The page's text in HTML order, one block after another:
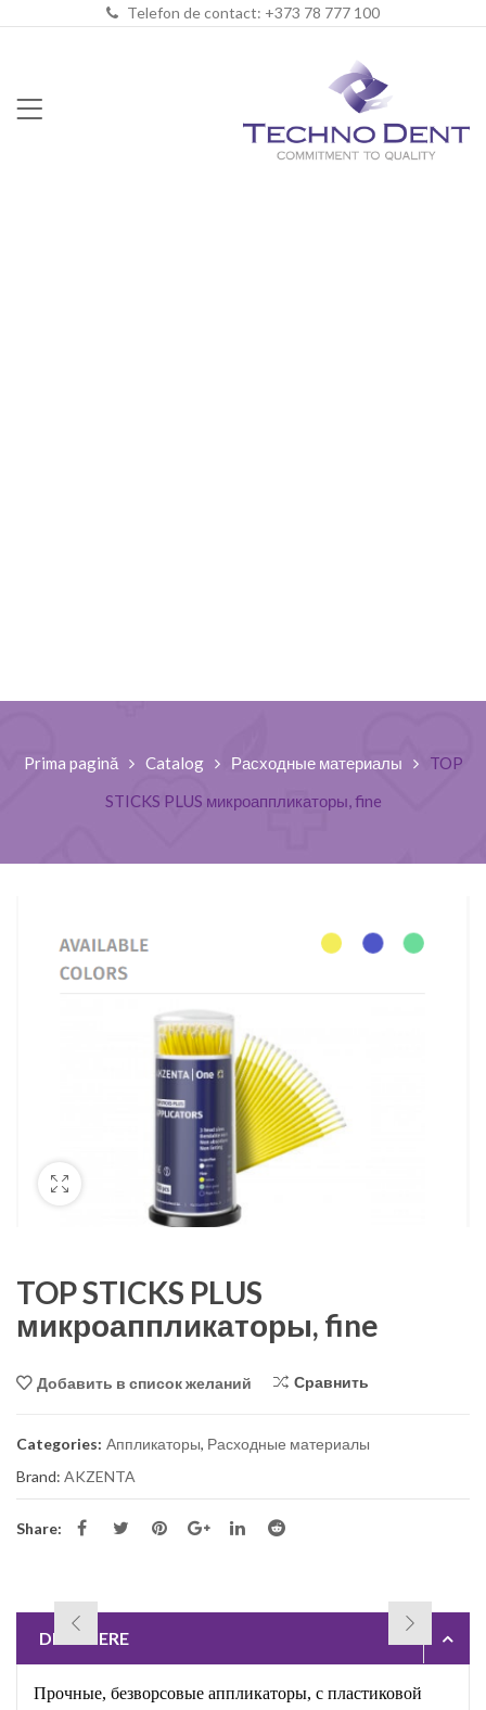
Telefon de contact: +373 78 777 100
Prima pagină Catalog Расходные материалы
TOP
STICKS PLUS микроаппликаторы, fine
TOP STICKS PLUS
микроаппликаторы, fine
Добавить в список желаний Сравнить
Categories: Аппликаторы, Расходные материалы
Brand: AKZENTA
Share:
DESCRIERE
Прочные, безворсовые аппликаторы, с пластиковой